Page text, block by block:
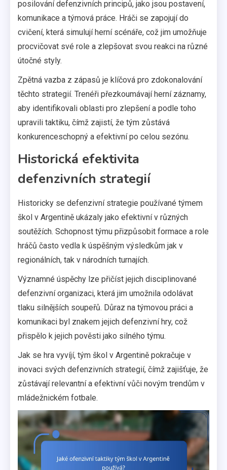
posilování defenzivních principů, jako jsou postavení,
komunikace a týmová práce. Hráči se zapojují do
cvičení, která simulují herní scénáře, což jim umožňuje
procvičovat své role a zlepšovat svou reakci na různé
útočné styly.
Zpětná vazba z zápasů je klíčová pro zdokonalování
těchto strategií. Trenéři přezkoumávají herní záznamy,
aby identifikovali oblasti pro zlepšení a podle toho
upravili taktiku, čímž zajistí, že tým zůstává
konkurenceschopný a efektivní po celou sezónu.
Historická efektivita
defenzivních strategií
Historicky se defenzivní strategie používané týmem
škol v Argentině ukázaly jako efektivní v různých
soutěžích. Schopnost týmu přizpůsobit formace a role
hráčů často vedla k úspěšným výsledkům jak v
regionálních, tak v národních turnajích.
Významné úspěchy lze přičíst jejich disciplinované
defenzivní organizaci, která jim umožnila odolávat
tlaku silnějších soupeřů. Důraz na týmovou práci a
komunikaci byl znakem jejich defenzivní hry, což
přispělo k jejich pověsti jako silného týmu.
Jak se hra vyvíjí, tým škol v Argentině pokračuje v
inovaci svých defenzivních strategií, čímž zajišťuje, že
zůstávají relevantní a efektivní vůči novým trendům v
mládežnickém fotbale.